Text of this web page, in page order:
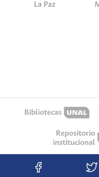
La Paz
Bibliotecas
Repositorio
institucional